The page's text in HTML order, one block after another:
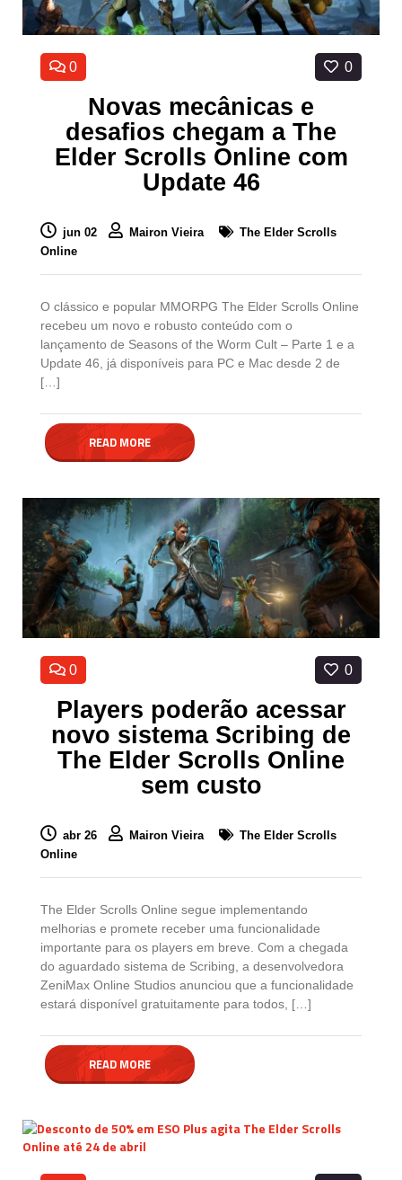
0 0
Novas mecânicas e
desafios chegam a The
Elder Scrolls Online com
Update 46
jun 02 Mairon Vieira
The Elder Scrolls
Online
O clássico e popular MMORPG The Elder Scrolls Online
recebeu um novo e robusto conteúdo com o
lançamento de Seasons of the Worm Cult – Parte 1 e a
Update 46, já disponíveis para PC e Mac desde 2 de
[…]
READ MORE
0 0
Players poderão acessar
novo sistema Scribing de
The Elder Scrolls Online
sem custo
abr 26 Mairon Vieira
The Elder Scrolls
Online
The Elder Scrolls Online segue implementando
melhorias e promete receber uma funcionalidade
importante para os players em breve. Com a chegada
do aguardado sistema de Scribing, a desenvolvedora
ZeniMax Online Studios anunciou que a funcionalidade
estará disponível gratuitamente para todos, […]
READ MORE